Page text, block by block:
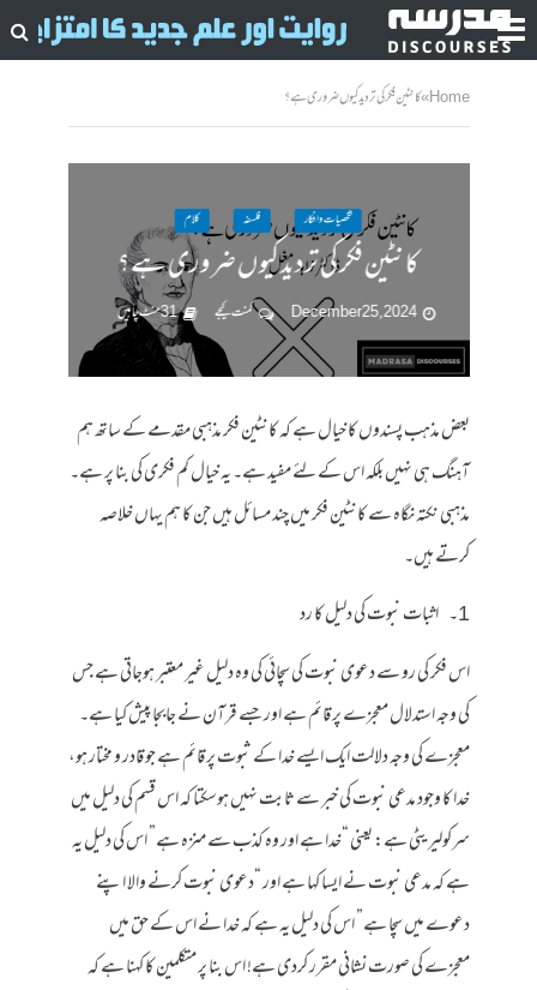
Home
»کانٹین فکر کی تردید کیوں ضروری ہے؟
شخصیات وافکار فلسفہ کلام
کانٹین فکر کی تردید کیوں ضروری ہے؟
December 25, 2024 کمنت کیجے 31 منٹ چاہیں
بعض مذہب پسندوں کا خیال ہے کہ کانٹین فکر مذہبی مقدمے کے ساتھ ہم
آہنگ ہی نہیں بلکہ اس کے لئے مفید ہے۔ یہ خیال کم فکری کی بنا پر ہے۔
مذہبی نکتہ نگاہ سے کانٹین فکر میں چند مسائل ہیں جن کا ہم یہاں خلاصہ
کرتے ہیں۔
1۔ اثبات نبوت کی دلیل کا رد
اس فکر کی رو سے دعوی نبوت کی سچائی کی وہ دلیل غیر معتبر ہوجاتی ہے جس
کی وجہ استدلال معجزے پر قائم ہے اور جسے قرآن نے جابجا پیش کیا ہے۔
معجزے کی وجہ دلالت ایک ایسے خدا کے ثبوت پر قائم ہے جو قادر و مختار ہو،
خدا کا وجود مدعی نبوت کی خبر سے ثابت نہیں ہوسکتا کہ اس قسم کی دلیل میں
سرکولیریٹی ہے: یعنی “خدا ہے اور وہ کذب سے منزہ ہے” اس کی دلیل یہ
ہے کہ مدعی نبوت نے ایسا کہا ہے اور “دعوی نبوت کرنے والا اپنے
دعوے میں سچا ہے” اس کی دلیل یہ ہے کہ خدا نے اس کے حق میں
معجزے کی صورت نشانی مقرر کردی ہے! اس بنا پر متکلمین کا کہنا ہے کہ